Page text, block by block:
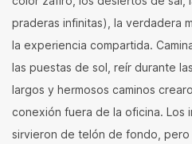
praderas infinitas), la verdadera
la experiencia compartida.
las puestas de sol, reír durante
largos y hermosos caminos
conexión fuera de la oficina. Los
sirvieron de telón de fondo, pero